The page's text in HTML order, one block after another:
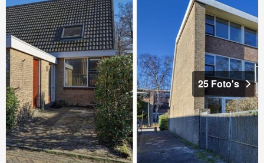
25 Foto's